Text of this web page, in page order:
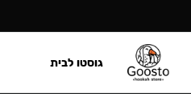
גוסטו לבית